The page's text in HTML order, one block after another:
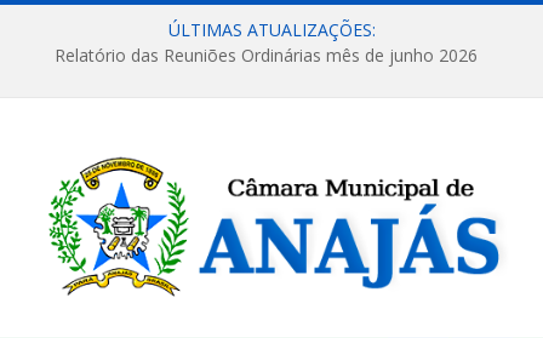
ÚLTIMAS ATUALIZAÇÕES:
Relatório das Reuniões Ordinárias mês de junho 2026